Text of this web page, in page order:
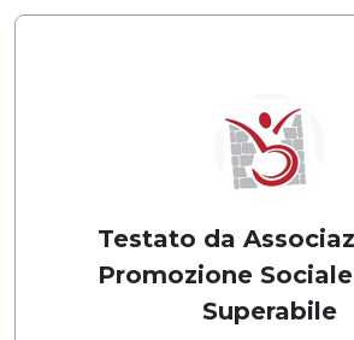
Testato da
Promozione
Superabile